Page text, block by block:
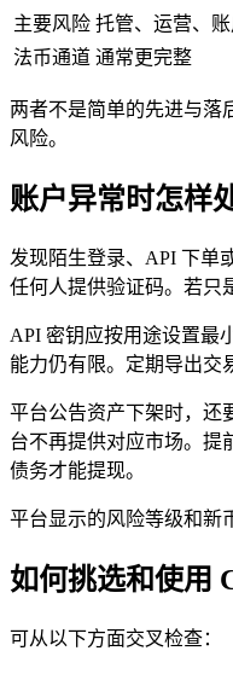
主要风险 托管、运营、
法币通道 通常更完整
两者不是简单的先进与落
风险。
账户异常时怎样
发现陌生登录、API 下单
任何人提供验证码。若只
API 密钥应按用途设置最
能力仍有限。定期导出交
平台公告资产下架时，还
台不再提供对应市场。提
债务才能提现。
平台显示的风险等级和新
如何挑选和使用
可从以下方面交叉检查：